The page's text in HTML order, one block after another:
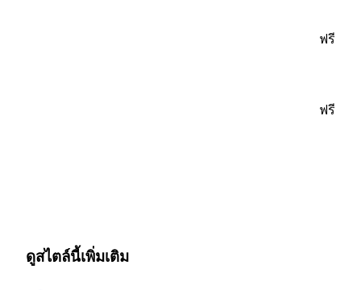
ฟรี
ฟรี
ดูสไตล์นี้เพิ่มเติม